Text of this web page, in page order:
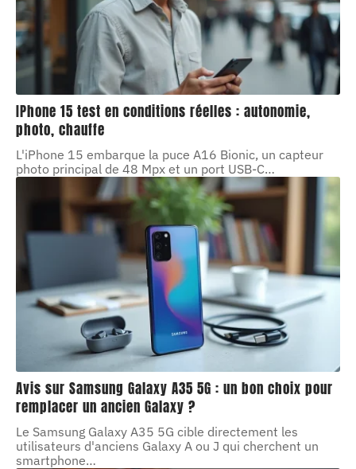
IPhone 15 test en conditions réelles : autonomie,
photo, chauffe
L'iPhone 15 embarque la puce A16 Bionic, un capteur
photo principal de 48 Mpx et un port USB-C…
Avis sur Samsung Galaxy A35 5G : un bon choix pour
remplacer un ancien Galaxy ?
Le Samsung Galaxy A35 5G cible directement les
utilisateurs d'anciens Galaxy A ou J qui cherchent un
smartphone…